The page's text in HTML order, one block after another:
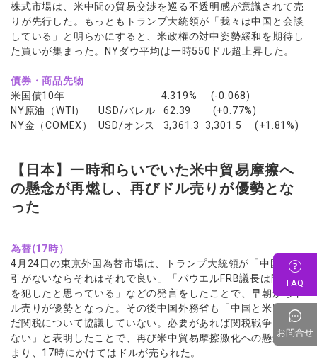
株式市場は、米中間の貿易交渉を巡る不透明感が意識されて売
りが先行した。もっともトランプ大統領が「我々は中国と会談
している」と明らかにすると、米政権の対中姿勢緩和を期待し
た買いが集まった。NYダウ平均は一時550ドル超上昇した。
債券・商品先物
米国債10年 4.319% (-0.068)
NY原油（WTI） USD/バレル 62.39 (+0.77%)
NY金（COMEX） USD/オンス 3,361.3 3,301.5 (+1.81%)
【日本】一時和らいでいた米中貿易摩擦へ
の懸念が再燃し、再びドル売りが優勢とな
った
為替(17時）
4月24日の東京外国為替市場は、トランプ大統領が「中国と取
引がないならそれはそれで良い」「パウエルFRB議長は間違い
を犯したと思っている」などの発言をしたことで、早朝からド
ル売りが優勢となった。その後中国外務省も「中国と米国はま
だ関税について協議していない。必要があれば関税戦争も辞さ
ない」と表明したことで、再び米中貿易摩擦激化への懸念が高
まり、17時にかけてはドルが売られた。
FAQ
お問合せ